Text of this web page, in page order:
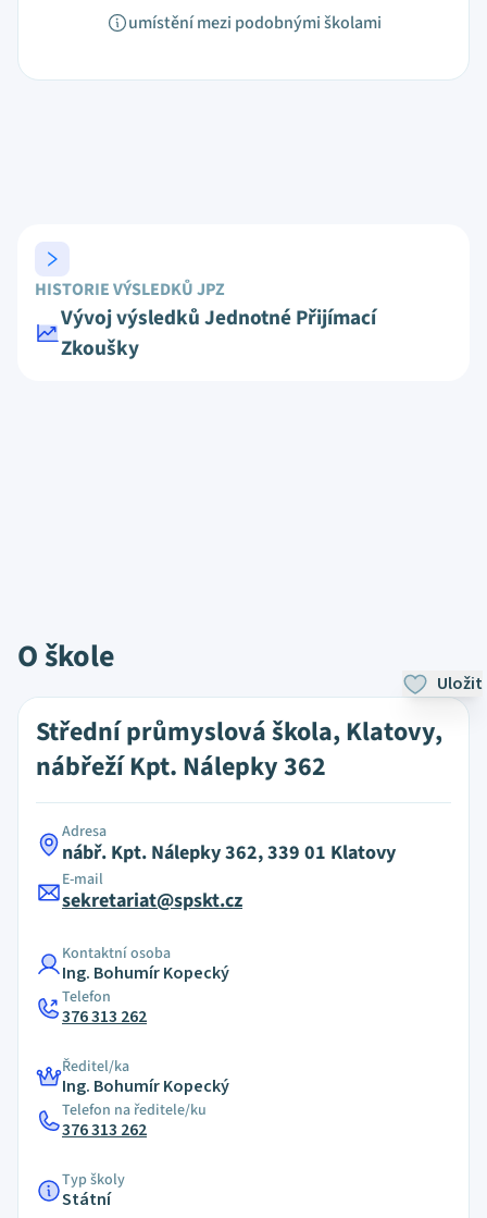
umístění mezi podobnými školami
HISTORIE VÝSLEDKŮ JPZ
Vývoj výsledků Jednotné Přijímací
Zkoušky
O škole
Uložit
Střední průmyslová škola, Klatovy,
nábřeží Kpt. Nálepky 362
Adresa
nábř. Kpt. Nálepky 362, 339 01 Klatovy
E-mail
sekretariat@spskt.cz
Kontaktní osoba
Ing. Bohumír Kopecký
Telefon
376 313 262
Ředitel/ka
Ing. Bohumír Kopecký
Telefon na ředitele/ku
376 313 262
Typ školy
Státní